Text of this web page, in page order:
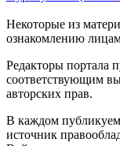
Некоторые из
ознакомлению
Редакторы портала
соответствующим
авторских прав.
В каждом
источник